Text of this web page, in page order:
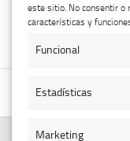
este sitio. No consentir o
características y
Funcional
Estadísticas
Marketing